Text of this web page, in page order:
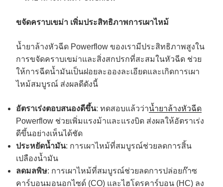
ขจัดคราบเขม่า เพิ่มประสิทธิภาพการเผาไหม้
น้ำยาล้างหัวฉีด Powerflow ของเรามีประสิทธิภาพสูงใน
การขจัดคราบเขม่าและสิ่งสกปรกที่สะสมในหัวฉีด ช่วย
ให้การฉีดน้ำมันเป็นฝอยละอองละเอียดและเกิดการเผา
ไหม้สมบูรณ์ ส่งผลดีดังนี้
อัตราเร่งตอบสนองดีขึ้น: ทดสอบแล้วว่าน้ำยาล้างหัวฉีด
Powerflow ช่วยเพิ่มแรงม้าและแรงบิด ส่งผลให้อัตราเร่ง
ดีขึ้นอย่างเห็นได้ชัด
ประหยัดน้ำมัน: การเผาไหม้ที่สมบูรณ์ช่วยลดการสิ้น
เปลืองน้ำมัน
ลดมลพิษ: การเผาไหม้ที่สมบูรณ์ช่วยลดการปล่อยก๊าซ
คาร์บอนมอนอกไซด์ (CO) และไฮโดรคาร์บอน (HC) ลง